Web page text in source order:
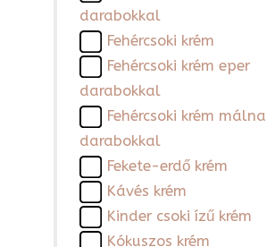
darabokkal
Fehércsoki krém
Fehércsoki krém eper
darabokkal
Fehércsoki krém málna
darabokkal
Fekete-erdő krém
Kávés krém
Kinder csoki ízű krém
Kókuszos krém